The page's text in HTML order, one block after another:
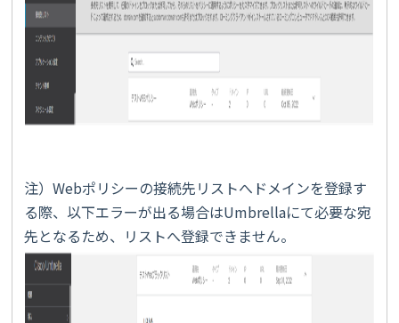
注）Webポリシーの接続先リストへドメインを登録す
る際、以下エラーが出る場合はUmbrellaにて必要な宛
先となるため、リストへ登録できません。